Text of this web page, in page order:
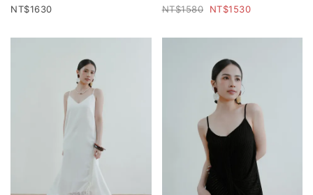
1630
1580
1530